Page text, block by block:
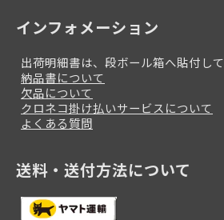
インフォメーション
出荷明細書は、段ボール箱へ貼付して
納品書について
欠品について
クロネコ掛け払いサービスについて
よくある質問
送料・送付方法について